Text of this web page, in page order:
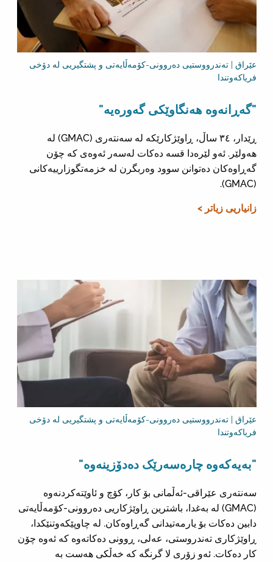
عێراق | تەندرووستیی دەروونی-کۆمەڵایەتی و پشتگیریی لە دۆخی
فریاکەوتندا
"گەڕانەوە هەنگاوێکی گەورەیە"
ڕێدار، ٣٤ ساڵ، ڕاوێژکارێکە لە سەنتەری (GMAC) لە
هەولێر. ئەو لێرەدا قسە دەکات لەسەر ئەوەی کە چۆن
گەڕاوەکان دەتوانن سوود وەربگرن لە خزمەتگوزارییەکانی
(GMAC).
زانیاریی زیاتر >
عێراق | تەندرووستیی دەروونی-کۆمەڵایەتی و پشتگیریی لە دۆخی
فریاکەوتندا
"بەیەکەوە چارەسەرێک دەدۆزینەوە"
سەنتەری عێراقی-ئەڵمانی بۆ کار، کۆچ و ئاوێتەکردنەوە
(GMAC) لە بەغدا، باشترین ڕاوێژکاریی دەروونی-کۆمەڵایەتی
دابین دەکات بۆ یارمەتیدانی گەڕاوەکان. لە چاوپێکەوتنێکدا،
ڕاوێژکاری تەندروستی، عەلی، ڕوونی دەکاتەوە کە ئەوە چۆن
کار دەکات. ئەو زۆری لا گرنگە کە خەڵکی هەست بە